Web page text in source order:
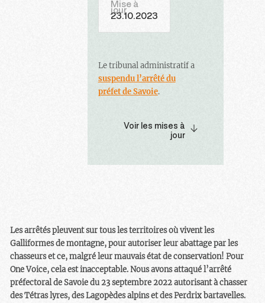
Mise à
jour
23.10.2023
Le tribunal administratif a
suspendu l’arrêté du
préfet de Savoie.
Voir les mises à
jour
Les arrêtés pleuvent sur tous les territoires où vivent les
Galliformes de montagne, pour autoriser leur abattage par les
chasseurs et ce, malgré leur mauvais état de conservation! Pour
One Voice, cela est inacceptable. Nous avons attaqué l’arrêté
préfectoral de Savoie du 23 septembre 2022 autorisant à chasser
des Tétras lyres, des Lagopèdes alpins et des Perdrix bartavelles.